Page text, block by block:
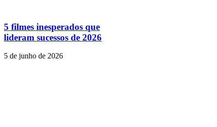
5 filmes inesperados que
lideram sucessos de 2026
5 de junho de 2026